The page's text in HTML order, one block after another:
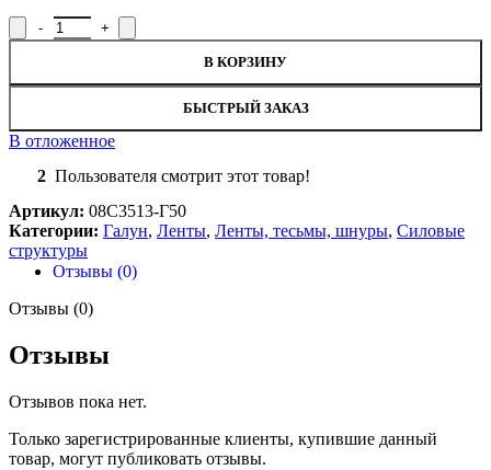
Количество товара Лента галун 08С3513-Г50, ширина 3 см
В КОРЗИНУ
БЫСТРЫЙ ЗАКАЗ
В отложенное
2 Пользователя смотрит этот товар!
Артикул: 08С3513-Г50
Категории: Галун, Ленты, Ленты, тесьмы, шнуры, Силовые
структуры
Отзывы (0)
Отзывы (0)
Отзывы
Отзывов пока нет.
Только зарегистрированные клиенты, купившие данный
товар, могут публиковать отзывы.